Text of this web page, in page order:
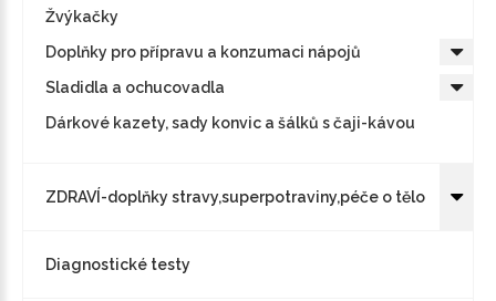
Žvýkačky
Doplňky pro přípravu a konzumaci nápojů
Sladidla a ochucovadla
Dárkové kazety, sady konvic a šálků s čaji-kávou
ZDRAVÍ-doplňky stravy,superpotraviny,péče o tělo
Diagnostické testy